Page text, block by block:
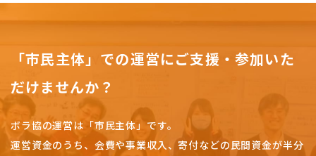
「市民主体」での運営にご支援・参加いた
だけませんか？
ボラ協の運営は「市民主体」です。
運営資金のうち、会費や事業収入、寄付などの民間資金が半分